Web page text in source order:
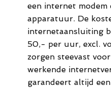
een internet modem
apparatuur. De
internetaansluiting
50,- per uur, excl.
zorgen steevast
werkende
garandeert altijd